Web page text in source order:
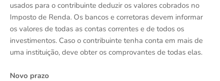
usados para o contribuinte deduzir os valores cobrados no
Imposto de Renda. Os bancos e corretoras devem informar
os valores de todas as contas correntes e de todos os
investimentos. Caso o contribuinte tenha conta em mais de
uma instituição, deve obter os comprovantes de todas elas.
Novo prazo